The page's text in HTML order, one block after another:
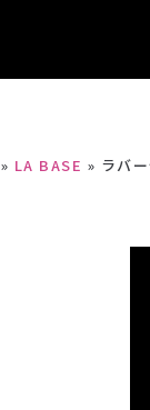
» LA BASE » ラバ